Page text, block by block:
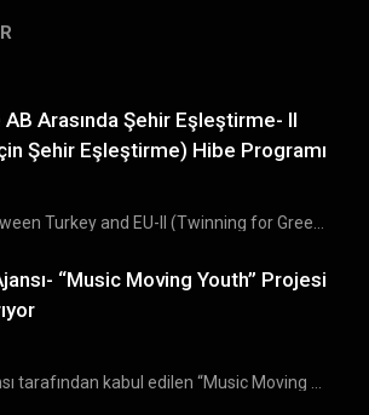
Arasında Şehir Eşleştirme- II
Şehir Eşleştirme) Hibe Programı
Town Twinning between Turkey and EU-II (Twinning for Green Future) Grant Scheme (TTGS- II) Türkiye…
“Music Moving Youth” Projesi
İspanya Ulusal Ajansı tarafından kabul edilen “Music Moving Youth ” Erasmus+ projesinin Bulgaristan’da gerçekleşecek olan…